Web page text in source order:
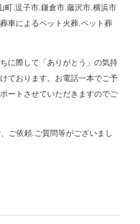
町.逗子市.鎌倉市.藤沢市.横浜市
車によるペット火葬.ペット葬
に際して「ありがとう」の気持
ております。お電話一本でご予
ートさせていただきますのでご
ご依頼.ご質問等がございまし